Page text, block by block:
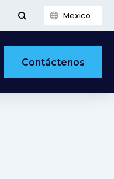
Mexico
Contáctenos